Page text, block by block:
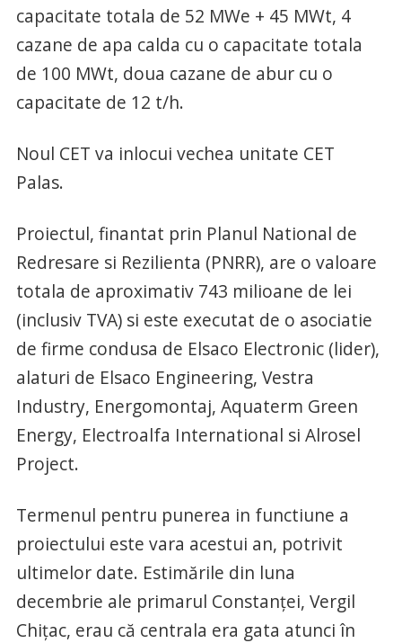
capacitate totala de 52 MWe + 45 MWt, 4
cazane de apa calda cu o capacitate totala
de 100 MWt, doua cazane de abur cu o
capacitate de 12 t/h.
Noul CET va inlocui vechea unitate CET
Palas.
Proiectul, finantat prin Planul National de
Redresare si Rezilienta (PNRR), are o valoare
totala de aproximativ 743 milioane de lei
(inclusiv TVA) si este executat de o asociatie
de firme condusa de Elsaco Electronic (lider),
alaturi de Elsaco Engineering, Vestra
Industry, Energomontaj, Aquaterm Green
Energy, Electroalfa International si Alrosel
Project.
Termenul pentru punerea in functiune a
proiectului este vara acestui an, potrivit
ultimelor date. Estimările din luna
decembrie ale primarul Constanței, Vergil
Chițac, erau că centrala era gata atunci în